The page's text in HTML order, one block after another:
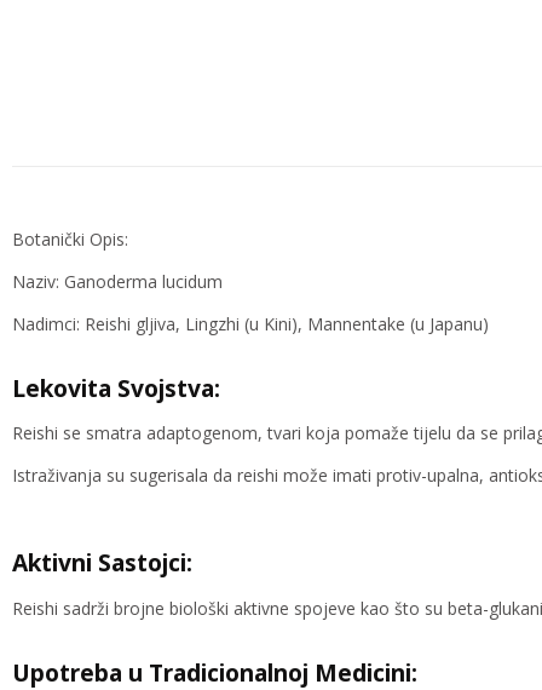
Botanički Opis:
Naziv: Ganoderma lucidum
Nadimci: Reishi gljiva, Lingzhi (u Kini), Mannentake (u Japanu)
Lekovita Svojstva:
Reishi se smatra adaptogenom, tvari koja pomaže tijelu da se
Istraživanja su sugerisala da reishi može imati protiv-upalna,
Aktivni Sastojci:
Reishi sadrži brojne biološki aktivne spojeve kao što su beta-
Upotreba u Tradicionalnoj Medicini: